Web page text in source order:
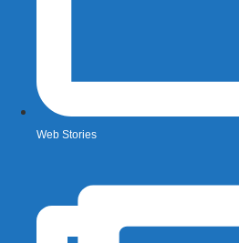
Web Stories